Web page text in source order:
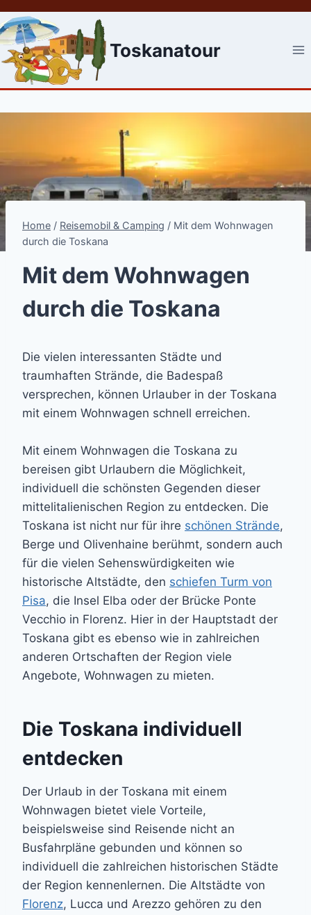
Skip
to
content
Toskanatour
Home / Reisemobil & Camping / Mit dem Wohnwagen
durch die Toskana
Mit dem Wohnwagen
durch die Toskana
Die vielen interessanten Städte und
traumhaften Strände, die Badespaß
versprechen, können Urlauber in der Toskana
mit einem Wohnwagen schnell erreichen.
Mit einem Wohnwagen die Toskana zu
bereisen gibt Urlaubern die Möglichkeit,
individuell die schönsten Gegenden dieser
mittelitalienischen Region zu entdecken. Die
Toskana ist nicht nur für ihre schönen Strände,
Berge und Olivenhaine berühmt, sondern auch
für die vielen Sehenswürdigkeiten wie
historische Altstädte, den schiefen Turm von
Pisa, die Insel Elba oder der Brücke Ponte
Vecchio in Florenz. Hier in der Hauptstadt der
Toskana gibt es ebenso wie in zahlreichen
anderen Ortschaften der Region viele
Angebote, Wohnwagen zu mieten.
Die Toskana individuell
entdecken
Der Urlaub in der Toskana mit einem
Wohnwagen bietet viele Vorteile,
beispielsweise sind Reisende nicht an
Busfahrpläne gebunden und können so
individuell die zahlreichen historischen Städte
der Region kennenlernen. Die Altstädte von
Florenz, Lucca und Arezzo gehören zu den